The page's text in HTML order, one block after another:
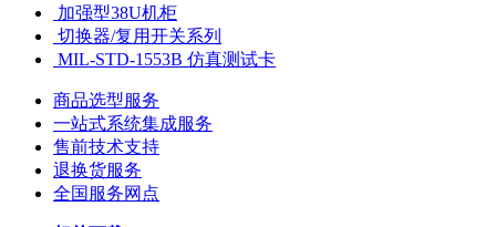
加强型38U机柜
切换器/复用开关系列
MIL-STD-1553B 仿真测试卡
商品选型服务
一站式系统集成服务
售前技术支持
退换货服务
全国服务网点